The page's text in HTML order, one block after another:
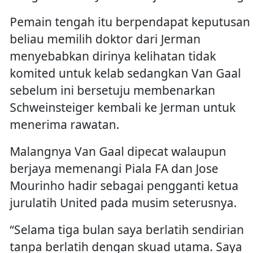
Pemain tengah itu berpendapat keputusan
beliau memilih doktor dari Jerman
menyebabkan dirinya kelihatan tidak
komited untuk kelab sedangkan Van Gaal
sebelum ini bersetuju membenarkan
Schweinsteiger kembali ke Jerman untuk
menerima rawatan.
Malangnya Van Gaal dipecat walaupun
berjaya memenangi Piala FA dan Jose
Mourinho hadir sebagai pengganti ketua
jurulatih United pada musim seterusnya.
“Selama tiga bulan saya berlatih sendirian
tanpa berlatih dengan skuad utama. Saya